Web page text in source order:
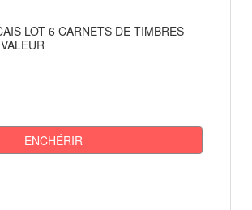
LOT 6 CARNETS DE TIMBRES
ENCHÉRIR